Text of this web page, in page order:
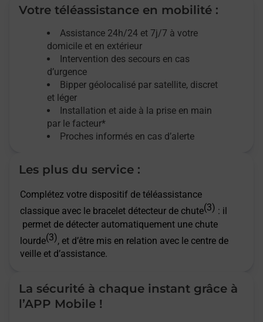
Votre téléassistance en mobilité :
Assistance 24h/24 et 7j/7 à votre
domicile et en extérieur
Intervention des secours en cas
d’urgence
Bipper géolocalisé par satellite, discret
et léger
Installation et aide à la prise en main
par le facteur*
Proches informés en cas d’alerte
Les plus du service :
Complétez votre dispositif de téléassistance
classique avec le bracelet détecteur de chute(3) : il
permet de détecter automatiquement une chute
lourde(3), et d’être mis en relation avec le centre de
veille et d’assistance.
La sécurité à chaque instant grâce à
l’APP Mobile !